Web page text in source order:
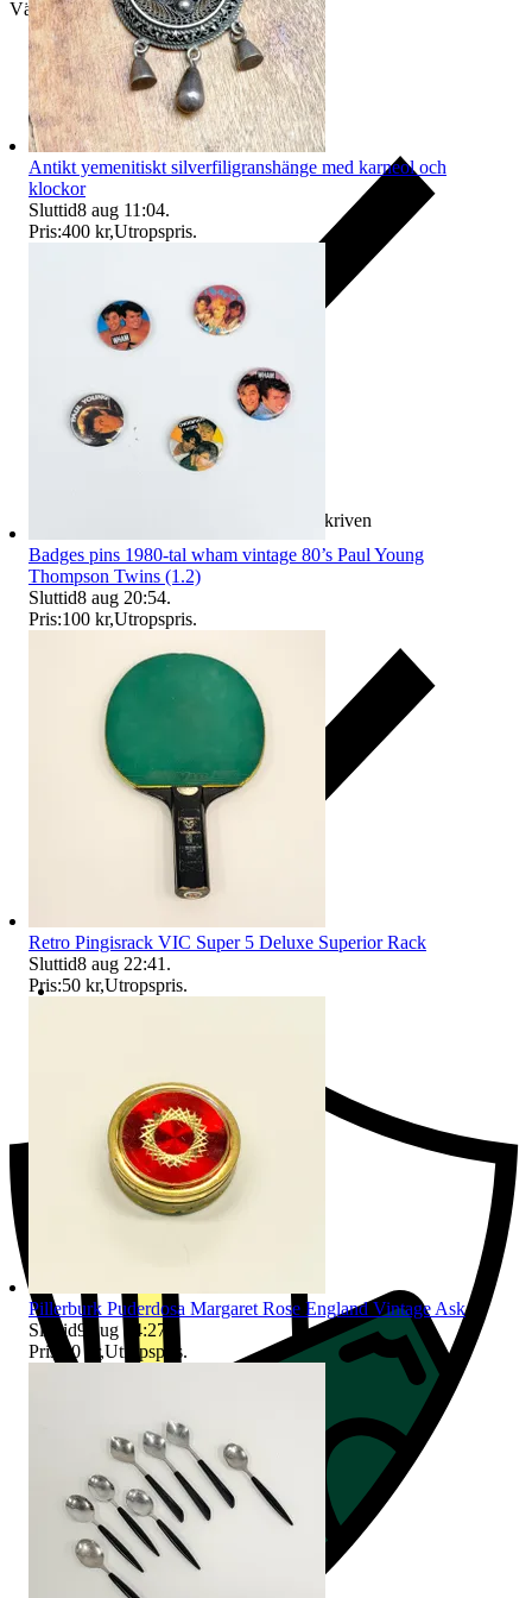
Välj till köparskydd
Ersättning om varan inte är som beskriven
Antikt yemenitiskt silverfiligranshänge med karneol och
klockor
Sluttid8 aug 11:04.
Pris:400 kr,Utropspris.
Badges pins 1980-tal wham vintage 80’s Paul Young
Thompson Twins (1.2)
Sluttid8 aug 20:54.
Pris:100 kr,Utropspris.
Retro Pingisrack VIC Super 5 Deluxe Superior Rack
Sluttid8 aug 22:41 .
Pris:50 kr,Utropspris.
Pillerburk Puderdosa Margaret Rose England Vintage Ask
Sluttid9 aug 14:27
Pris:
50 kr ,Utropspris.